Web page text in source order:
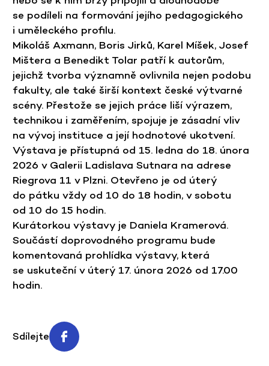
se podíleli na formování jejího pedagogického
i uměleckého profilu.
Mikoláš Axmann, Boris Jirků, Karel Míšek, Josef
Mištera a Benedikt Tolar patří k autorům,
jejichž tvorba významně ovlivnila nejen podobu
fakulty, ale také širší kontext české výtvarné
scény. Přestože se jejich práce liší výrazem,
technikou i zaměřením, spojuje je zásadní vliv
na vývoj instituce a její hodnotové ukotvení.
Výstava je přístupná od 15. ledna do 18. února
2026 v Galerii Ladislava Sutnara na adrese
Riegrova 11 v Plzni. Otevřeno je od úterý
do pátku vždy od 10 do 18 hodin, v sobotu
od 10 do 15 hodin.
Kurátorkou výstavy je Daniela Kramerová.
Součástí doprovodného programu bude
komentovaná prohlídka výstavy, která
se uskuteční v úterý 17. února 2026 od 17.00
hodin.
Sdílejte